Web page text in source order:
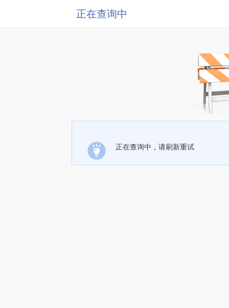
正在查询中
正在查询中，请刷新重试